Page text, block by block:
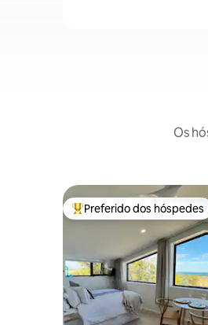
Os
Entre os melhores
Preferido dos hóspedes